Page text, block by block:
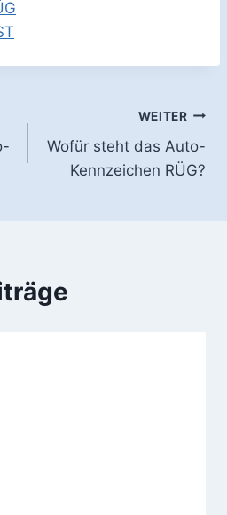
WEITER
Wofür steht das Auto-
Kennzeichen RÜG?